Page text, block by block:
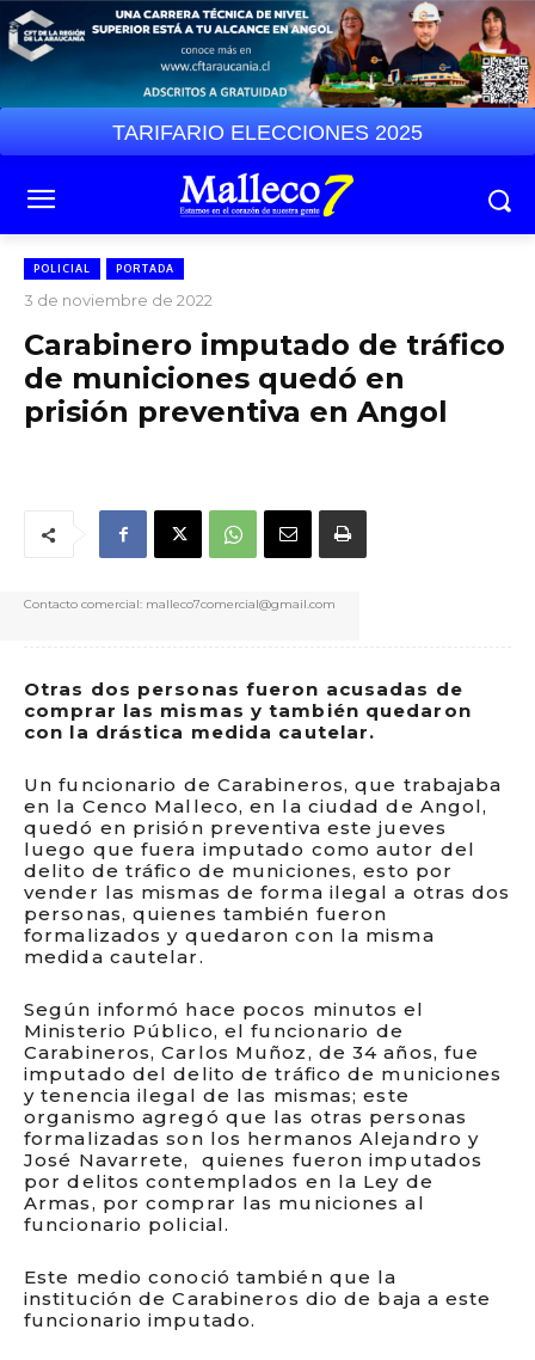
TARIFARIO ELECCIONES 2025
POLICIAL PORTADA
3 de noviembre de 2022
Carabinero imputado de tráfico
de municiones quedó en
prisión preventiva en Angol
Contacto comercial: malleco7comercial@gmail.com
Otras dos personas fueron acusadas de
comprar las mismas y también quedaron
con la drástica medida cautelar.
Un funcionario de Carabineros, que trabajaba
en la Cenco Malleco, en la ciudad de Angol,
quedó en prisión preventiva este jueves
luego que fuera imputado como autor del
delito de tráfico de municiones, esto por
vender las mismas de forma ilegal a otras dos
personas, quienes también fueron
formalizados y quedaron con la misma
medida cautelar.
Según informó hace pocos minutos el
Ministerio Público, el funcionario de
Carabineros, Carlos Muñoz, de 34 años, fue
imputado del delito de tráfico de municiones
y tenencia ilegal de las mismas; este
organismo agregó que las otras personas
formalizadas son los hermanos Alejandro y
José Navarrete, quienes fueron imputados
por delitos contemplados en la Ley de
Armas, por comprar las municiones al
funcionario policial.
Este medio conoció también que la
institución de Carabineros dio de baja a este
funcionario imputado.